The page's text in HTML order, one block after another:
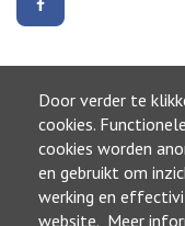
Door verder te
cookies.
cookies worden
en gebruikt om
werking en
website. Meer
ons